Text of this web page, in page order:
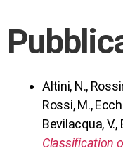
Altini, N.,
Rossi, M.,
Bevilacqua, V.,
Classification